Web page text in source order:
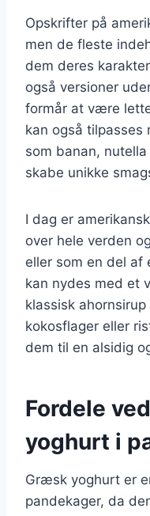
Opskrifter på
men de fleste
dem deres
også versioner
formår at være
kan også tilpasses
som banan,
skabe unikke
I dag er
over hele verden
eller som en del af
kan nydes med et
klassisk
kokosflager eller
dem til en alsidig
Fordele
yoghurt i
Græsk yoghurt er
pandekager, da